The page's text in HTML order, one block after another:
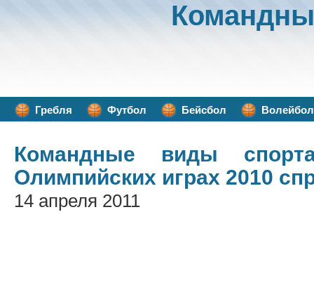
Гребля Футбол Бейсбол Волейбол
Командные виды
Олимпийских играх 2010
14 апреля 2011